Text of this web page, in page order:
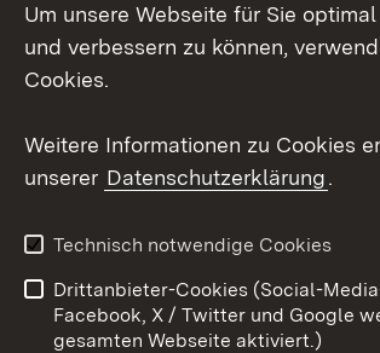
Mastodon
Youtube
Kontakt
Datenschutz
Barrierefreiheit
Impressum Cookies
Um unsere Webseite für Sie
und verbessern zu können,
Cookies.
Weitere Informationen zu Cookies
unserer Datenschutzerklärung.
Technisch notwendige Cookies
Drittanbieter-Cookies (Social-
Facebook, X / Twitter und Google
gesamten Webseite aktiviert.)